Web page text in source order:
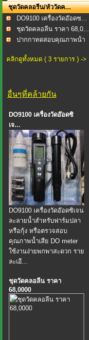
ชุดวัดคลอรีน/หัววัดค...
DO9100 เครื่องวัดอ๊อดซ...
ชุดวัดคลอลีน ราคา 68,0...
ปากกาทดสอบคุณภาพน้ํา
คลิกดูทั้งหมด ( 3 รายการ ) ->
อื่นๆที่คล้ายกัน
DO9100 เครื่องวัดอ๊อดซิ
เจ...
DO9100 เครื่องวัดอ๊อดซิเจน
ละลายน้ำสำหรับฟาร์มปลา
หรือกุ้ง หรือตรวจสอบ
คุณภาพน้ำเสีย DO meter
ใช้งานง่ายพกพาสะดวก ราย
ละเอี...
ชุดวัดคลอลีน ราคา
68,0000